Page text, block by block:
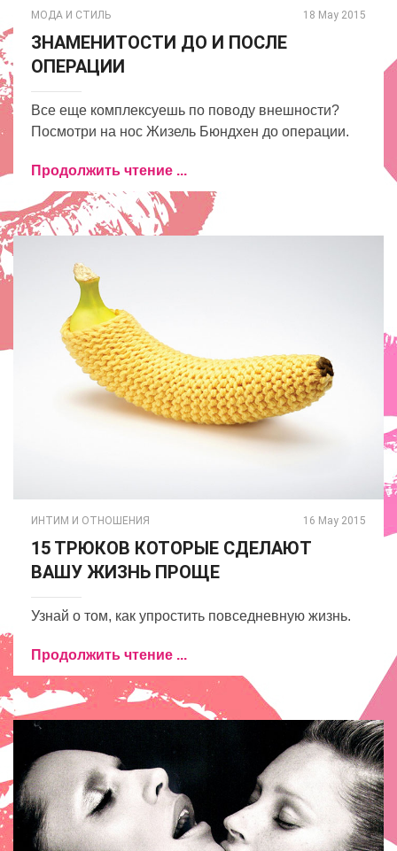
МОДА И СТИЛЬ 18 May 2015
ЗНАМЕНИТОСТИ ДО И ПОСЛЕ
ОПЕРАЦИИ
Все еще комплексуешь по поводу внешности?
Посмотри на нос Жизель Бюндхен до операции.
Продолжить чтение ...
ИНТИМ И ОТНОШЕНИЯ 16 May 2015
15 ТРЮКОВ КОТОРЫЕ СДЕЛАЮТ
ВАШУ ЖИЗНЬ ПРОЩЕ
Узнай о том, как упростить повседневную жизнь.
Продолжить чтение ...